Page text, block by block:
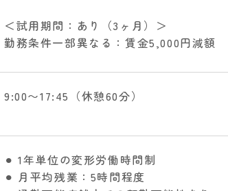
＜試用期間：あり（3ヶ月）＞
勤務条件一部異なる：賃金5,000円減額
9:00〜17:45（休憩60分）
⚫︎ 1年単位の変形労働時間制
⚫︎ 月平均残業：5時間程度